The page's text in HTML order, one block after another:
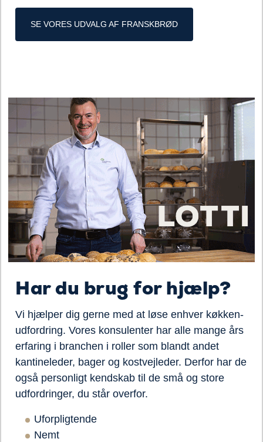
SE VORES UDVALG AF FRANSKBRØD
Har du brug for hjælp?
Vi hjælper dig gerne med at løse enhver køkken-
udfordring. Vores konsulenter har alle mange års
erfaring i branchen i roller som blandt andet
kantineleder, bager og kostvejleder. Derfor har de
også personligt kendskab til de små og store
udfordringer, du står overfor.
Uforpligtende
Nemt